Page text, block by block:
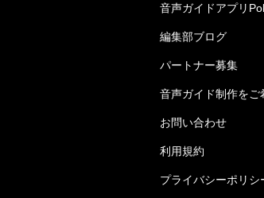
音声ガイドアプリ
編集部ブログ
パートナー募集
音声ガイド制作をご
お問い合わせ
利用規約
プライバシーポリシ